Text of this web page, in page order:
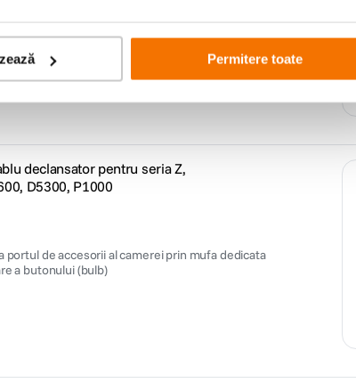
Permitere toate
Z6II, Z7II, D850, D780, Z5
MH-25 si MH-25a,
continua: AC EH-7P
declansator pentru seria Z,
D5300, P1000
portul de accesorii al camerei prin mufa dedicata
a butonului (bulb)